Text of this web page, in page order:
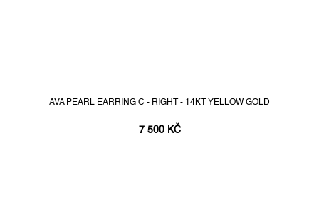
AVA PEARL EARRING C - RIGHT - 14KT YELLOW GOLD
7 500 KČ